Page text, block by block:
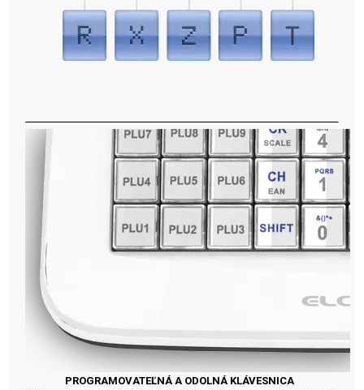
PROGRAMOVATEĽNÁ A ODOLNÁ KLÁVESNICA